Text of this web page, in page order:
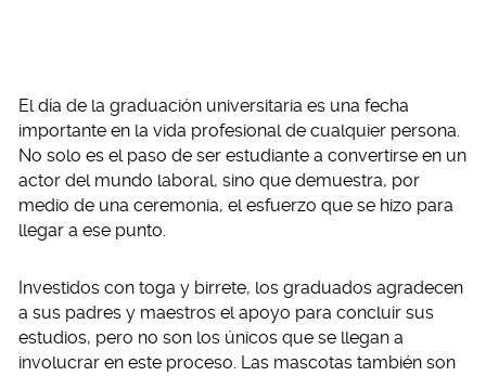
El día de la graduación universitaria es una fecha
importante en la vida profesional de cualquier persona.
No solo es el paso de ser estudiante a convertirse en un
actor del mundo laboral, sino que demuestra, por
medio de una ceremonia, el esfuerzo que se hizo para
llegar a ese punto.
Investidos con toga y birrete, los graduados agradecen
a sus padres y maestros el apoyo para concluir sus
estudios, pero no son los únicos que se llegan a
involucrar en este proceso. Las mascotas también son